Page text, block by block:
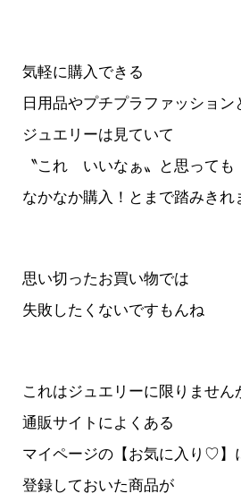
気軽に購入できる
日用品やプチプラファッション
ジュエリーは見ていて
〝これ いいなぁ〟と思っても
なかなか購入！とまで踏みき
思い切ったお買い物では
失敗したくないですもんね
これはジュエリーに限りません
通販サイトによくある
マイページの【お気に入り♡】
登録しておいた商品が